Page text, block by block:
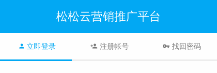
松松云营销推广平台
立即登录 注册帐号 找回密码